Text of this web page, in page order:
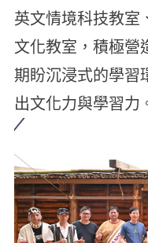
英文情境科技教室
文化教室，積極營
期盼沉浸式的學習
出文化力與學習力